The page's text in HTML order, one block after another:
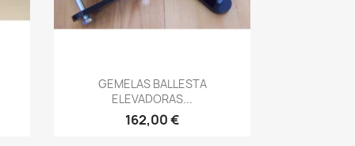
Vista rápida
GEMELAS BALLESTA
ELEVADORAS...
162,00 €